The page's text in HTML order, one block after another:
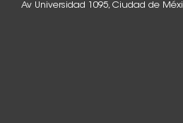
Av Universidad 1095, Ciudad de